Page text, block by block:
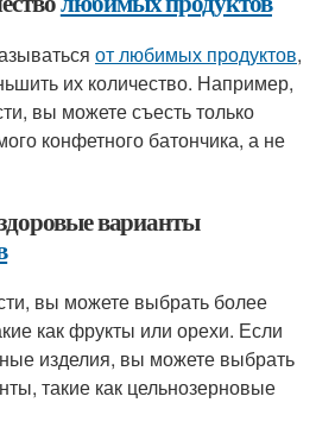
от любимых продуктов,
их количество. Например,
вы можете съесть только
конфетного батончика, а не
варианты
вы можете выбрать более
как фрукты или орехи. Если
изделия, вы можете выбрать
такие как цельнозерновые